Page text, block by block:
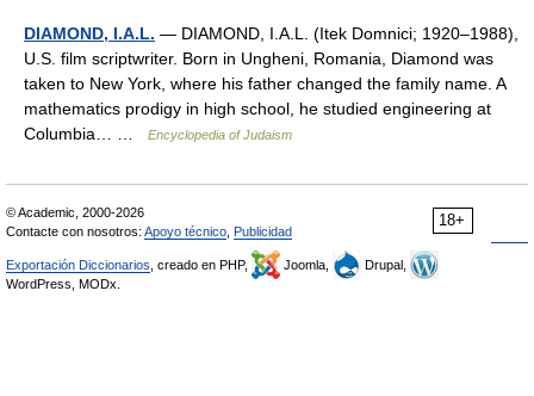
DIAMOND, I.A.L. — DIAMOND, I.A.L. (Itek Domnici; 1920–1988),
U.S. film scriptwriter. Born in Ungheni, Romania, Diamond was
taken to New York, where his father changed the family name. A
mathematics prodigy in high school, he studied engineering at
Columbia… …
Encyclopedia of Judaism
18+
© Academic, 2000-2026
Contacte con nosotros: Apoyo técnico Publicidad
Exportación Diccionarios , creado en PHP, Joomla,
Drupal,
WordPress, MODx.